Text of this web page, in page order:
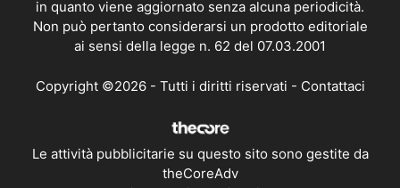
in quanto viene aggiornato senza alcuna periodicità.
Non può pertanto considerarsi un prodotto editoriale
ai sensi della legge n. 62 del 07.03.2001
Copyright ©2026 - Tutti i diritti riservati - Contattaci
Le attività pubblicitarie su questo sito sono gestite da
theCoreAdv